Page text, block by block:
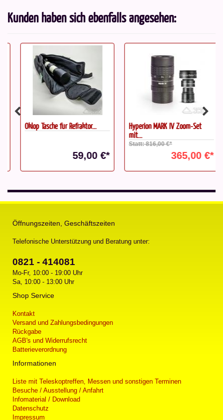
Kunden haben sich ebenfalls angesehen:
Oklop Tasche für Refraktor...
59,00 €*
Hyperion MARK IV Zoom-Set
mit...
Statt: 816,00 €*
365,00 €*
Öffnungszeiten, Geschäftszeiten
Telefonische Unterstützung und Beratung unter:
0821 - 414081
Mo-Fr, 10:00 - 19:00 Uhr
Sa, 10:00 - 13:00 Uhr
Shop Service
Kontakt
Versand und Zahlungsbedingungen
Rückgabe
AGB's und Widerrufsrecht
Batterieverordnung
Informationen
Liste mit Teleskoptreffen, Messen und sonstigen Terminen
Besuche / Ausstellung / Anfahrt
Infomaterial / Download
Datenschutz
Impressum